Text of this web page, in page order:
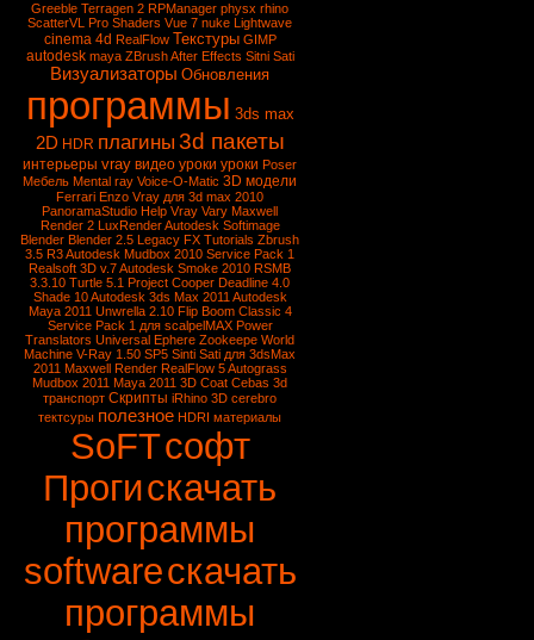
Greeble Terragen 2 RPManager physx rhino
ScatterVL Pro Shaders Vue 7 nuke Lightwave
cinema 4d RealFlow Текстуры GIMP
autodesk maya ZBrushAfter Effects Sitni Sati
Визуализаторы Обновления
программы 3ds max
2D HDR плагины 3d пакеты
интерьеры vray видео уроки уроки Poser
Мебель Mental ray Voice-O-Matic 3D модели
Ferrari Enzo Vray для 3d max 2010
PanoramaStudio Help Vray Vary Maxwell
Render 2 LuxRenderAutodesk Softimage
Blender Blender 2.5 Legacy FX Tutorials Zbrush
3.5 R3 Autodesk Mudbox 2010 Service Pack 1
Realsoft 3D v.7 Autodesk Smoke 2010 RSMB
3.3.10 Turtle 5.1 Project Cooper Deadline 4.0
Shade 10Autodesk 3ds Max 2011 Autodesk
Maya 2011 Unwrella 2.10 Flip Boom Classic 4
Service Pack 1 для scalpelMAX Power
Translators Universal Ephere Zookeepe World
Machine V-Ray 1.50 SP5 Sinti Sati для 3dsMax
2011 Maxwell Render RealFlow 5Autograss
Mudbox 2011 Maya 2011 3D Coat Cebas 3d
транспорт Скрипты iRhino 3D cerebro
тектсуры полезное HDRI материалы
SoFTсофт
Прогискачать
программы
softwareскачать
программы